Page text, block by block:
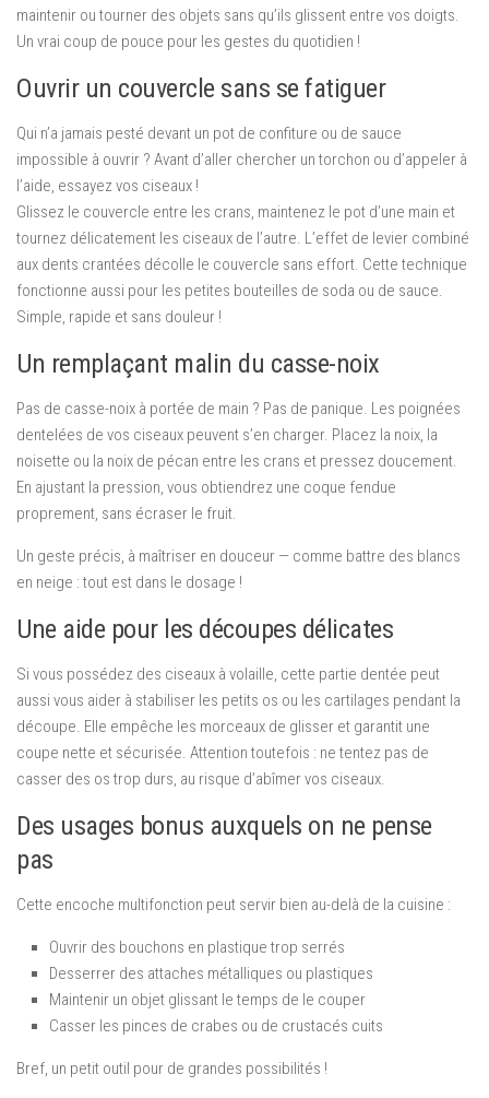
maintenir ou tourner des objets sans qu’ils glissent entre vos doigts.
Un vrai coup de pouce pour les gestes du quotidien !
Ouvrir un couvercle sans se fatiguer
Qui n’a jamais pesté devant un pot de confiture ou de sauce
impossible à ouvrir ? Avant d’aller chercher un torchon ou d’appeler à
l’aide, essayez vos ciseaux !
Glissez le couvercle entre les crans, maintenez le pot d’une main et
tournez délicatement les ciseaux de l’autre. L’effet de levier combiné
aux dents crantées décolle le couvercle sans effort. Cette technique
fonctionne aussi pour les petites bouteilles de soda ou de sauce.
Simple, rapide et sans douleur !
Un remplaçant malin du casse-noix
Pas de casse-noix à portée de main ? Pas de panique. Les poignées
dentelées de vos ciseaux peuvent s’en charger. Placez la noix, la
noisette ou la noix de pécan entre les crans et pressez doucement.
En ajustant la pression, vous obtiendrez une coque fendue
proprement, sans écraser le fruit.
Un geste précis, à maîtriser en douceur — comme battre des blancs
en neige : tout est dans le dosage !
Une aide pour les découpes délicates
Si vous possédez des ciseaux à volaille, cette partie dentée peut
aussi vous aider à stabiliser les petits os ou les cartilages pendant la
découpe. Elle empêche les morceaux de glisser et garantit une
coupe nette et sécurisée. Attention toutefois : ne tentez pas de
casser des os trop durs, au risque d’abîmer vos ciseaux.
Des usages bonus auxquels on ne pense
pas
Cette encoche multifonction peut servir bien au-delà de la cuisine :
Ouvrir des bouchons en plastique trop serrés
Desserrer des attaches métalliques ou plastiques
Maintenir un objet glissant le temps de le couper
Casser les pinces de crabes ou de crustacés cuits
Bref, un petit outil pour de grandes possibilités !